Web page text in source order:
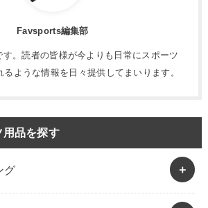
Favsports編集部
。読者の皆様が今よりも日常にスポーツ
ような情報を日々提供してまいります。
用品を探す
グ